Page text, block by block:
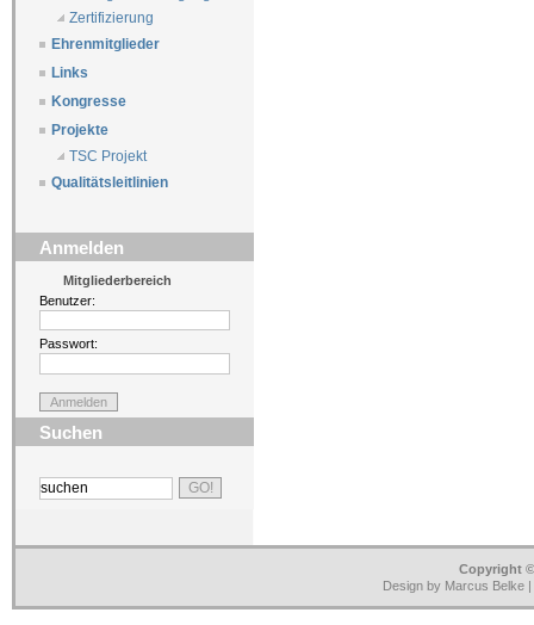
Zertifizierung
Ehrenmitglieder
Links
Kongresse
Projekte
TSC Projekt
Qualitätsleitlinien
Anmelden
Mitgliederbereich
Benutzer:
Passwort:
Suchen
Copyright
Design by Marcus Belke